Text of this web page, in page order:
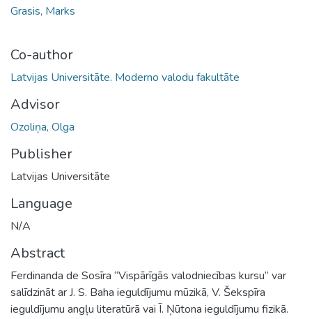
Grasis, Marks
Co-author
Latvijas Universitāte. Moderno valodu fakultāte
Advisor
Ozoliņa, Olga
Publisher
Latvijas Universitāte
Language
N/A
Abstract
Ferdinanda de Sosīra “Vispārīgās valodniecības kursu” var
salīdzināt ar J. S. Baha ieguldījumu mūzikā, V. Šekspīra
ieguldījumu angļu literatūrā vai Ī. Ņūtona ieguldījumu fizikā.